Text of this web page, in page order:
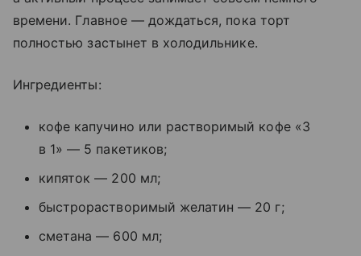
времени. Главное — дождаться, пока торт
полностью застынет в холодильнике.
Ингредиенты:
кофе капучино или растворимый кофе «3
в 1» — 5 пакетиков;
кипяток — 200 мл;
быстрорастворимый желатин — 20 г;
сметана — 600 мл;